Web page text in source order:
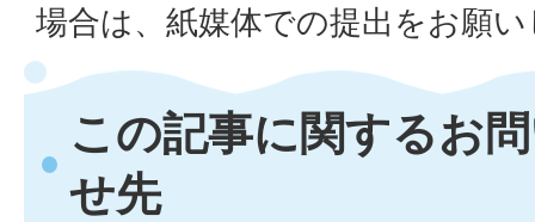
場合は、紙媒体での提出をお願
この記事に関するお
せ先